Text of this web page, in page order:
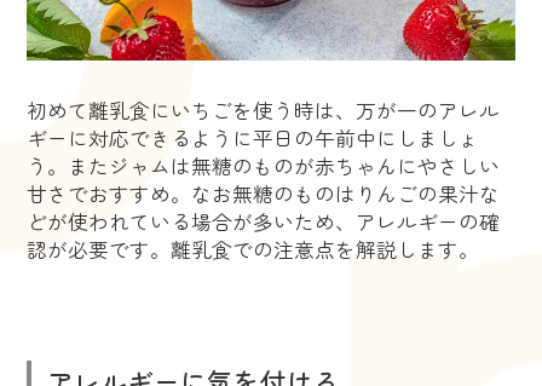
初めて離乳食にいちごを使う時は、万が一のアレル
ギーに対応できるように平日の午前中にしましょ
う。またジャムは無糖のものが赤ちゃんにやさしい
甘さでおすすめ。なお無糖のものはりんごの果汁な
どが使われている場合が多いため、アレルギーの確
認が必要です。離乳食での注意点を解説します。